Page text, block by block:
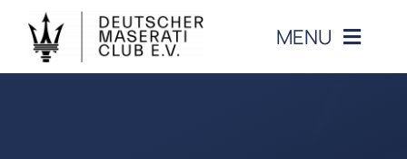
Inhalt
springen
MENU